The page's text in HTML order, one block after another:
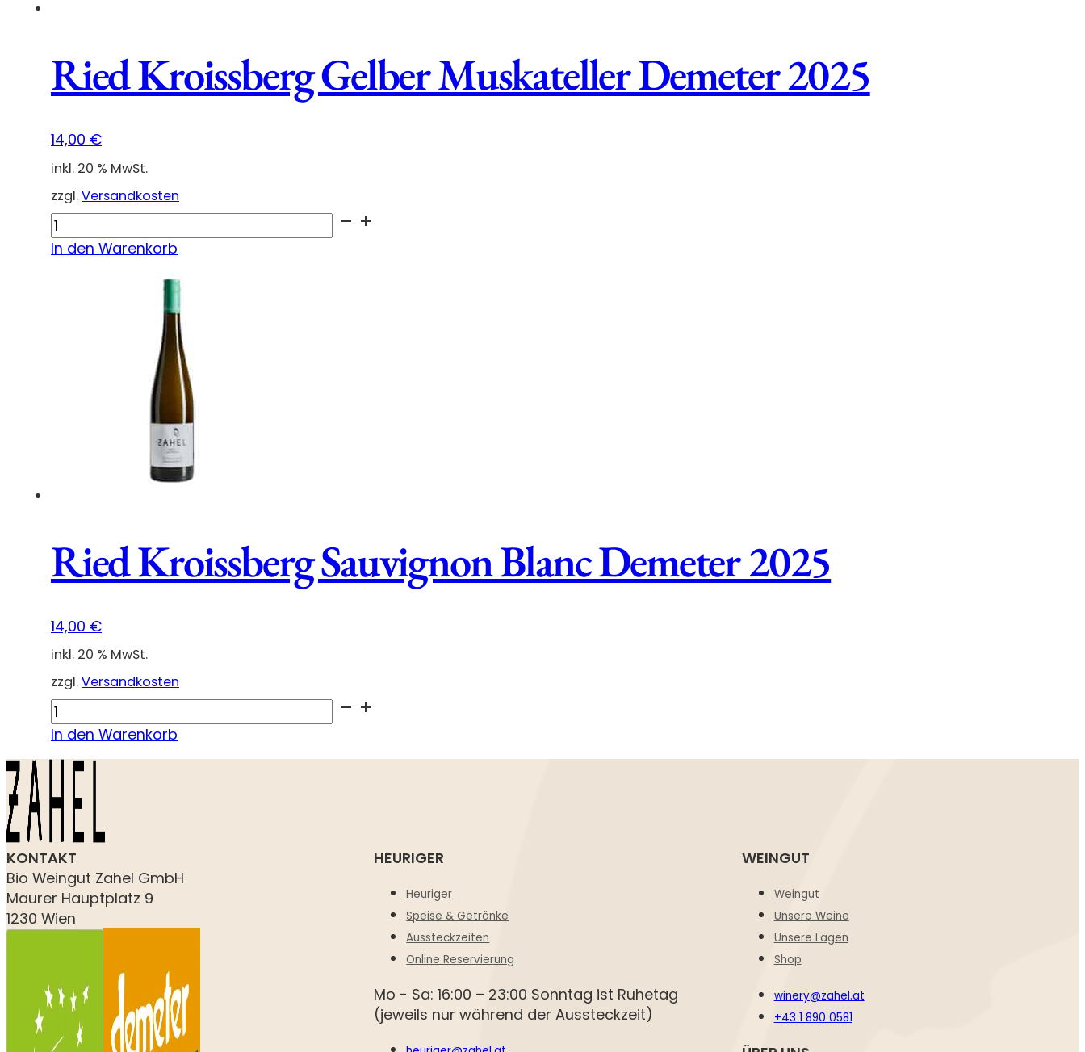
Ried Kroissberg Gelber Muskateller Demeter 2025
14,00 €
inkl. 20 % MwSt.
zzgl.Versandkosten
Ried
Kroissberg
Gelber
In den Warenkorb
Ried Kroissberg Sauvignon Blanc Demeter 2025
14,00 €
inkl. 20 % MwSt.
zzgl.Versandkosten
Ried
Kroissberg
Sauvignon
Blanc
2025
Menge
In den Warenkorb
KONTAKT
Bio Weingut Zahel GmbH
Maurer Hauptplatz 9
1230 Wien
HEURIGER
Heuriger
Speise & Getränke
Aussteckzeiten
Online Reservierung
Mo - Sa: 16:00 – 23:00 Sonntag ist Ruhetag
(jeweils nur während der Aussteckzeit)
WEINGUT
Weingut
Unsere Weine
Unsere Lagen
Shop
winery@zahel.at
+43 1 890 0581